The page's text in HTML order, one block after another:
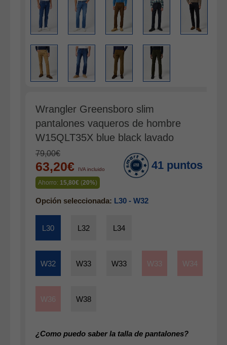
Gabardina verano hombre
Pana mujer
Wrangler Greensboro slim
pantalones vaqueros de hombre
W15QLT35X blue black lavado
79,00€
63,20€ IVA incluido
Ahorro: 15,80€ (20%)
41 puntos
Opción seleccionada: L30 - W32
L30 L32 L34
W32 W33 W33 W33 W34
W36 W38
¿Como puedo saber la talla de pantalones?